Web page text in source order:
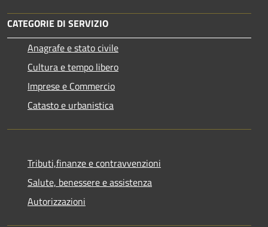
CATEGORIE DI SERVIZIO
Anagrafe e stato civile
Cultura e tempo libero
Imprese e Commercio
Catasto e urbanistica
Tributi,finanze e contravvenzioni
Salute, benessere e assistenza
Autorizzazioni